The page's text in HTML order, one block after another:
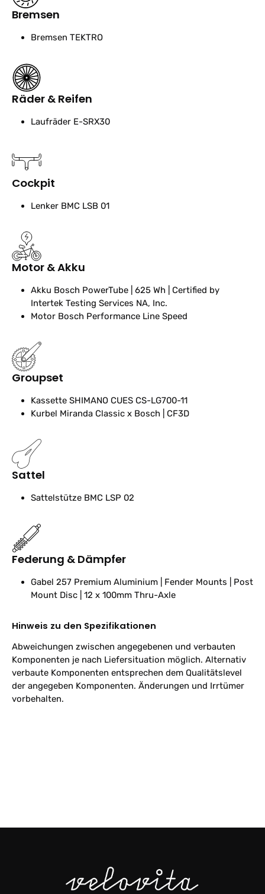
Bremsen
Bremsen TEKTRO
Räder & Reifen
Laufräder E-SRX30
Cockpit
Lenker BMC LSB 01
Motor & Akku
Akku Bosch PowerTube | 625 Wh | Certified by
Intertek Testing Services NA, Inc.
Motor Bosch Performance Line Speed
Groupset
Kassette SHIMANO CUES CS-LG700-11
Kurbel Miranda Classic x Bosch | CF3D
Sattel
Sattelstütze BMC LSP 02
Federung & Dämpfer
Gabel 257 Premium Aluminium | Fender Mounts | Post
Mount Disc | 12 x 100mm Thru-Axle
Hinweis zu den Spezifikationen
Abweichungen zwischen angegebenen und verbauten
Komponenten je nach Liefersituation möglich. Alternativ
verbaute Komponenten entsprechen dem Qualitätslevel
der angegeben Komponenten. Änderungen und Irrtümer
vorbehalten.